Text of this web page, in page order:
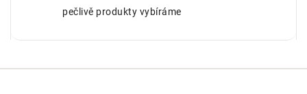
pečlivě produkty vybíráme